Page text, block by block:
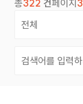
총322 건페이지 3